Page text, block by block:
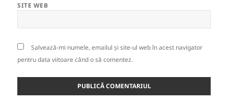
SITE WEB
Salvează-mi numele, emailul și site-ul web în acest navigator
pentru data viitoare când o să comentez.